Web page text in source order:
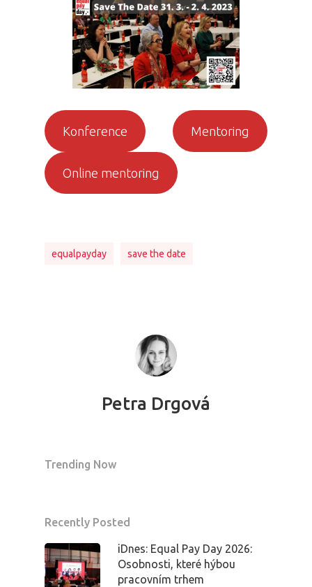
Mentoring
Konference
Online mentoring
equalpayday save the date
Petra Drgová
Trending Now
Recently Posted
iDnes: Equal Pay Day 2026:
Osobnosti, které hýbou
pracovním trhem